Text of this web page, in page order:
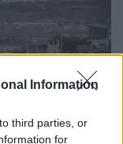
Information
third parties, or
for